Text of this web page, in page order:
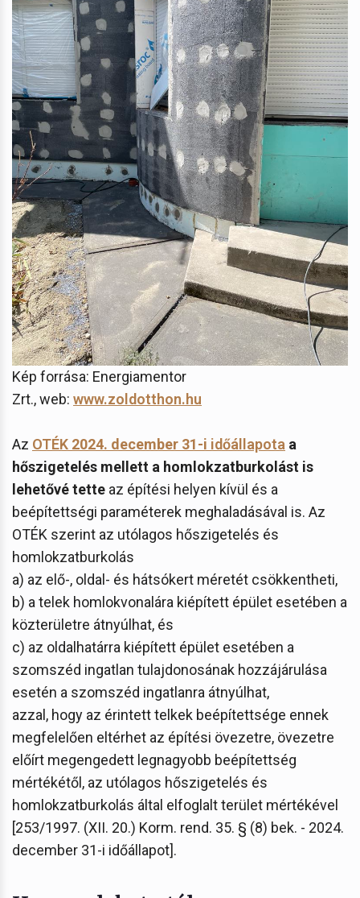
Kép forrása: Energiamentor
Zrt., web: www.zoldotthon.hu
Az OTÉK 2024. december 31-i időállapota a
hőszigetelés mellett a homlokzatburkolást is
lehetővé tette az építési helyen kívül és a
beépítettségi paraméterek meghaladásával is. Az
OTÉK szerint az utólagos hőszigetelés és
homlokzatburkolás
a) az elő-, oldal- és hátsókert méretét csökkentheti,
b) a telek homlokvonalára kiépített épület esetében a
közterületre átnyúlhat, és
c) az oldalhatárra kiépített épület esetében a
szomszéd ingatlan tulajdonosának hozzájárulása
esetén a szomszéd ingatlanra átnyúlhat,
azzal, hogy az érintett telkek beépítettsége ennek
megfelelően eltérhet az építési övezetre, övezetre
előírt megengedett legnagyobb beépítettség
mértékétől, az utólagos hőszigetelés és
homlokzatburkolás által elfoglalt terület mértékével
[253/1997. (XII. 20.) Korm. rend. 35. § (8) bek. - 2024.
december 31-i időállapot].